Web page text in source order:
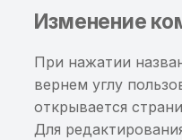
Изменение
При нажатии
вернем углу
открывается
Для